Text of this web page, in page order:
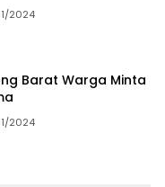
2024
Barat Warga Minta
2024